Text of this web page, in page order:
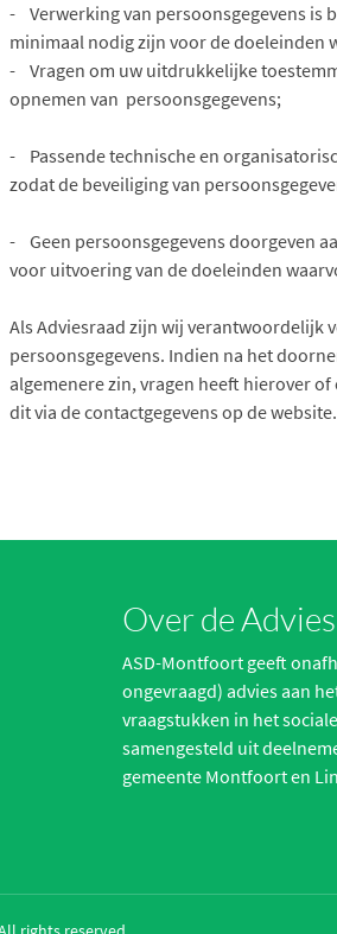
- Verwerking van persoonsgegevens is
minimaal nodig zijn voor de doeleinden
- Vragen om uw uitdrukkelijke
opnemen van persoonsgegevens;
- Passende technische en
zodat de beveiliging van
- Geen persoonsgegevens doorgeven
voor uitvoering van de doeleinden
Als Adviesraad zijn wij verantwoordelijk
persoonsgegevens. Indien na het
algemenere zin, vragen heeft hierover
dit via de contactgegevens op de website.
Over de
ASD-Montfoort geeft
ongevraagd) advies aan
vraagstukken in het
samengesteld uit
gemeente Montfoort en